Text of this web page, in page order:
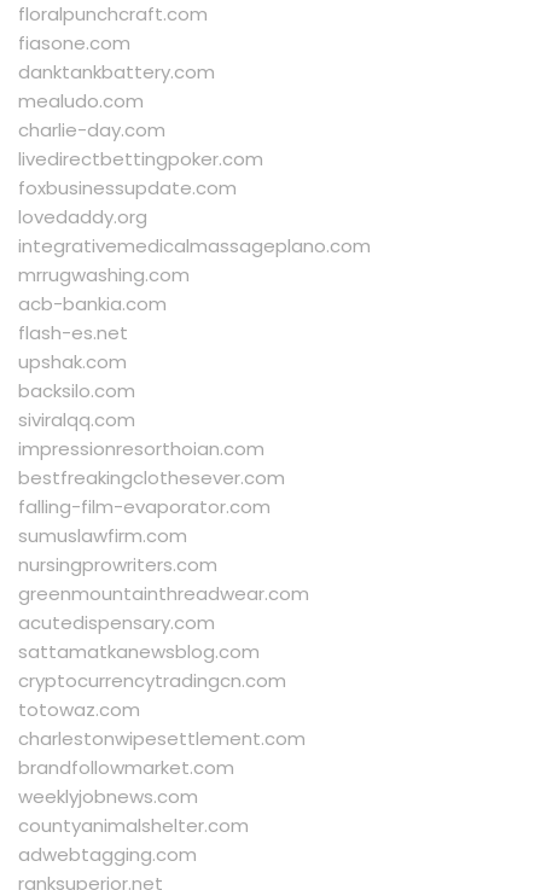
floralpunchcraft.com
fiasone.com
danktankbattery.com
mealudo.com
charlie-day.com
livedirectbettingpoker.com
foxbusinessupdate.com
lovedaddy.org
integrativemedicalmassageplano.com
mrrugwashing.com
acb-bankia.com
flash-es.net
upshak.com
backsilo.com
siviralqq.com
impressionresorthoian.com
bestfreakingclothesever.com
falling-film-evaporator.com
sumuslawfirm.com
nursingprowriters.com
greenmountainthreadwear.com
acutedispensary.com
sattamatkanewsblog.com
cryptocurrencytradingcn.com
totowaz.com
charlestonwipesettlement.com
brandfollowmarket.com
weeklyjobnews.com
countyanimalshelter.com
adwebtagging.com
ranksuperior.net